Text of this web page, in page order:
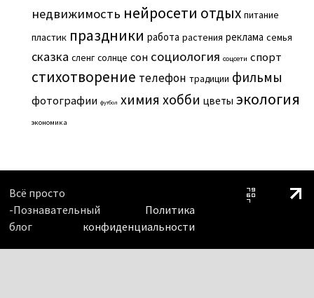
недвижимость нейросети отдых питание
пластик праздники работа растения реклама семья
сказка сленг солнце сон социология соцсети спорт
стихотворение телефон традиции фильмы
фотографии футбол химия хобби цветы экология
экономика
Всё просто
-Познавательный
блог
Политика
конфиденциальности